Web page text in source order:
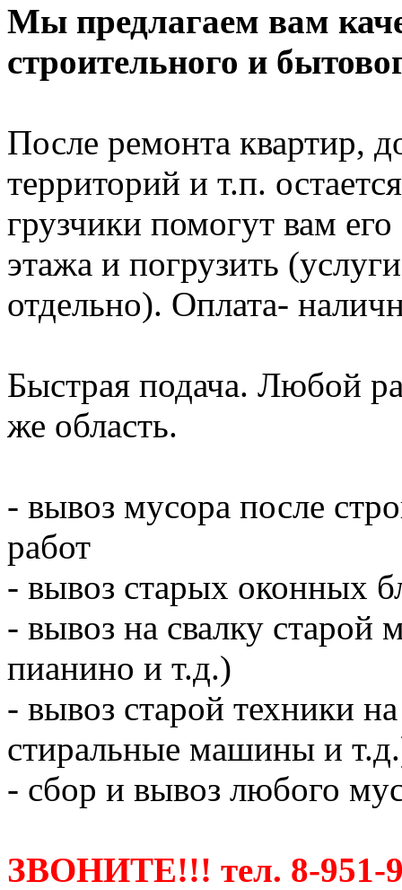
Мы предлагаем вам
строительного и
После ремонта квартир,
территорий и т.п.
грузчики помогут вам его
этажа и погрузить
отдельно). Оплата-
Быстрая подача. Любой
же область.
- вывоз мусора после
работ
- вывоз старых оконных
- вывоз на свалку
пианино и т.д.)
- вывоз старой техники
стиральные машины и
- сбор и вывоз любого
ЗВОНИТЕ!!! тел. 8-951-